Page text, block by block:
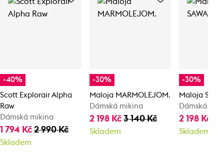
-40%
Scott Explorair Alpha
Raw
Dámská mikina
1 794 Kč 2 990 Kč
Skladem
-30%
Maloja MARMOLEJOM.
Dámská mikina
2 198 Kč3 140 Kč
Skladem
-30%
Maloja
Dámská
2 198 Kč
Skladem